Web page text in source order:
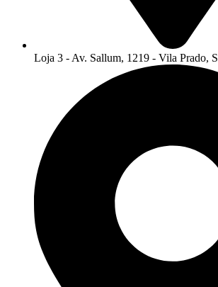
Loja 3 - Av. Sallum, 1219 - Vila Prado,